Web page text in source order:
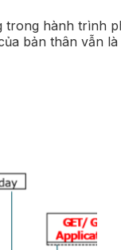
hành trình
bản thân vẫn